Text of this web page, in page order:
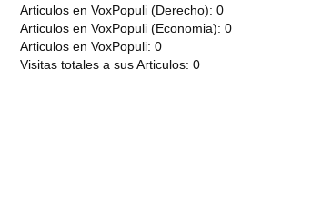
Articulos en VoxPopuli (Derecho): 0
Articulos en VoxPopuli (Economia): 0
Articulos en VoxPopuli: 0
Visitas totales a sus Articulos: 0